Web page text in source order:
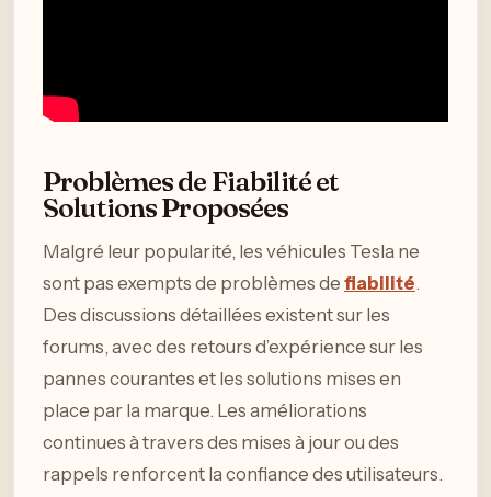
Problèmes de Fiabilité et
Solutions Proposées
Malgré leur popularité, les véhicules Tesla ne
sont pas exempts de problèmes de fiabilité.
Des discussions détaillées existent sur les
forums, avec des retours d’expérience sur les
pannes courantes et les solutions mises en
place par la marque. Les améliorations
continues à travers des mises à jour ou des
rappels renforcent la confiance des utilisateurs.